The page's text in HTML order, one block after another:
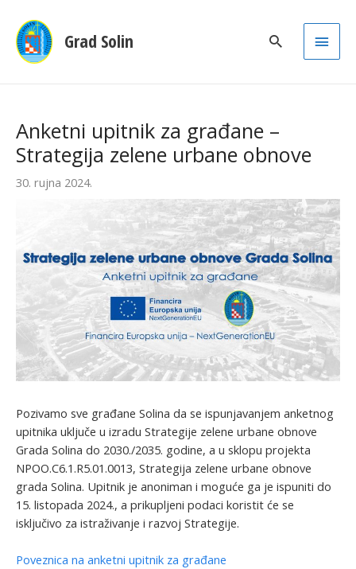
Grad Solin
Main
Anketni upitnik za građane –
Strategija zelene urbane obnove
30. rujna 2024.
Pozivamo sve građane Solina da se ispunjavanjem anketnog
upitnika uključe u izradu Strategije zelene urbane obnove
Grada Solina do 2030./2035. godine, a u sklopu projekta
NPOO.C6.1.R5.01.0013, Strategija zelene urbane obnove
grada Solina. Upitnik je anoniman i moguće ga je ispuniti do
15. listopada 2024., a prikupljeni podaci koristit će se
isključivo za istraživanje i razvoj Strategije.
Poveznica na anketni upitnik za građane